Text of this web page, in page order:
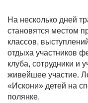
На несколько дней
становятся местом
классов,
отдыха участников
клуба, сотрудники и
живейшее участие.
«Искони» детей на
полянке.